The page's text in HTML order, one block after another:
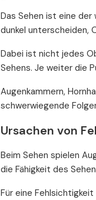
Das Sehen ist eine
dunkel unterscheiden,
Dabei ist nicht jedes
Sehens. Je weiter die
Augenkammern,
schwerwiegende
Ursachen von
Beim Sehen spielen
die Fähigkeit des
Für eine